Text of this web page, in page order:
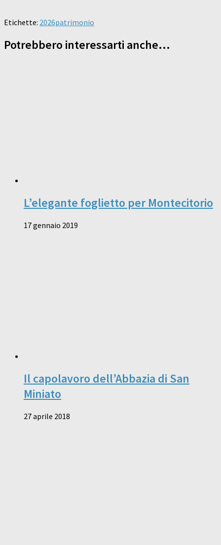
Etichette: 2026patrimonio
Potrebbero interessarti anche...
L’elegante foglietto per Montecitorio
17 gennaio 2019
Il capolavoro dell’Abbazia di San
Miniato
27 aprile 2018